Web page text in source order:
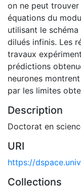
on ne peut
équations du
utilisant le
dilués infinis. Les
travaux
prédictions
neurones
par les limites
Description
Doctorat en
URI
https://
Collections